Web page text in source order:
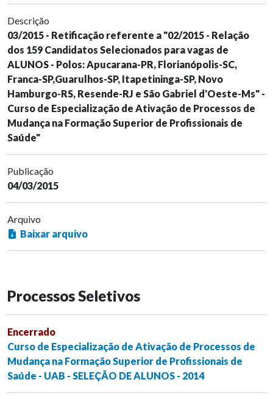
Descrição
03/2015 - Retificação referente a "02/2015 - Relação
dos 159 Candidatos Selecionados para vagas de
ALUNOS - Polos: Apucarana-PR, Florianópolis-SC,
Franca-SP,Guarulhos-SP, Itapetininga-SP, Novo
Hamburgo-RS, Resende-RJ e São Gabriel d'Oeste-Ms" -
Curso de Especialização de Ativação de Processos de
Mudança na Formação Superior de Profissionais de
Saúde"
Publicação
04/03/2015
Arquivo
Baixar arquivo
Processos Seletivos
Encerrado
Curso de Especialização de Ativação de Processos de
Mudança na Formação Superior de Profissionais de
Saúde - UAB - SELEÇÃO DE ALUNOS - 2014